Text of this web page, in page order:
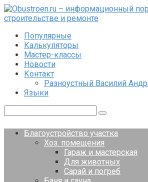
Перейти
к
Популярные
Калькуляторы
Мастер-классы
Новости
Контакт
Разноустный Василий
Языки
Благоустройство участка
Хоз. помещения
Гараж и мастерская
Для животных
Сарай и погреб